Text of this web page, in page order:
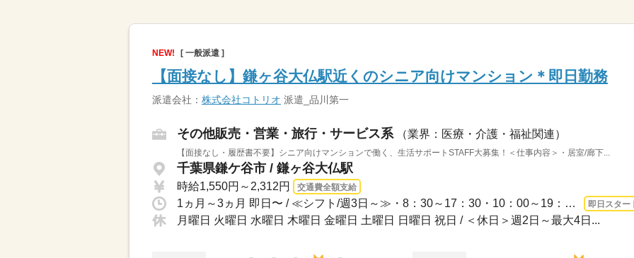
NEW! [ 一般派遣 ]
【面接なし】鎌ヶ谷大仏駅近くのシニア向けマンション＊即日勤務
派遣会社： 株式会社コトリオ 派遣_品川第一
その他販売・営業・旅行・サービス系 （業界：医療・介護・福祉関連）
【面接なし・履歴書不要】シニア向けマンションで働く、生活サポートSTAFF大募集！＜仕事内容＞・居室/廊下...
千葉県鎌ケ谷市 / 鎌ヶ谷大仏駅
時給1,550円～2,312円 交通費全額支給
1ヵ月～3ヵ月 即日〜 / ≪シフト/週3日～≫・8：30～17：30・10：00～19：00・16：00～... 即日スター
月曜日 火曜日 水曜日 木曜日 金曜日 土曜日 日曜日 祝日 / ＜休日＞週2日～最大4日...